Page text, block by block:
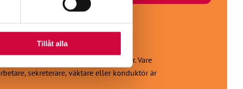
sin tur kombinera informationen
Tillåt alla
eller offentliga tjänster. Vare
sekreterare, väktare eller konduktör är